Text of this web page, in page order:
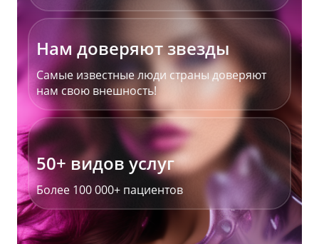
Нам доверяют звезды
Самые известные люди страны доверяют
нам свою внешность!
50+ видов услуг
Более 100 000+ пациентов